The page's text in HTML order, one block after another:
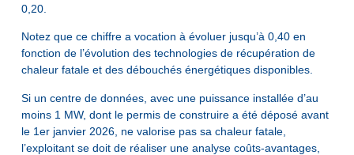
0,20.
Notez que ce chiffre a vocation à évoluer jusqu’à 0,40 en
fonction de l’évolution des technologies de récupération de
chaleur fatale et des débouchés énergétiques disponibles.
Si un centre de données, avec une puissance installée d’au
moins 1 MW, dont le permis de construire a été déposé avant
le 1er janvier 2026, ne valorise pas sa chaleur fatale,
l’exploitant se doit de réaliser une analyse coûts-avantages,